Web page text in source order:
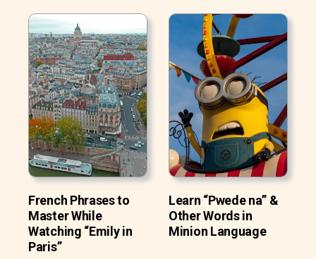
French Phrases to
Master While
Watching “Emily in
Paris”
Learn “Pwede na” &
Other Words in
Minion Language